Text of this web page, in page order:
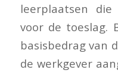
leerplaatsen
voor de toeslag.
basisbedrag van
de werkgever